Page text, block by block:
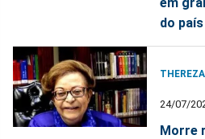
do país
24/07/
Morre